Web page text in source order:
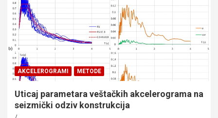
AKCELEROGRAMI METODE
Uticaj parametara veštačkih akcelerograma na
seizmički odziv konstrukcija